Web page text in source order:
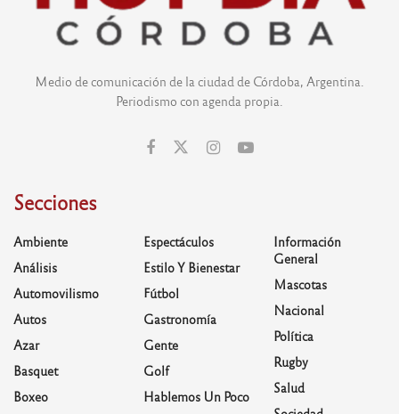
Medio de comunicación de la ciudad de Córdoba, Argentina.
Periodismo con agenda propia.
Secciones
Ambiente
Análisis
Automovilismo
Autos
Azar
Basquet
Boxeo
Espectáculos
Estilo Y Bienestar
Fútbol
Gastronomía
Gente
Golf
Hablemos Un Poco
Información
General
Mascotas
Nacional
Política
Rugby
Salud